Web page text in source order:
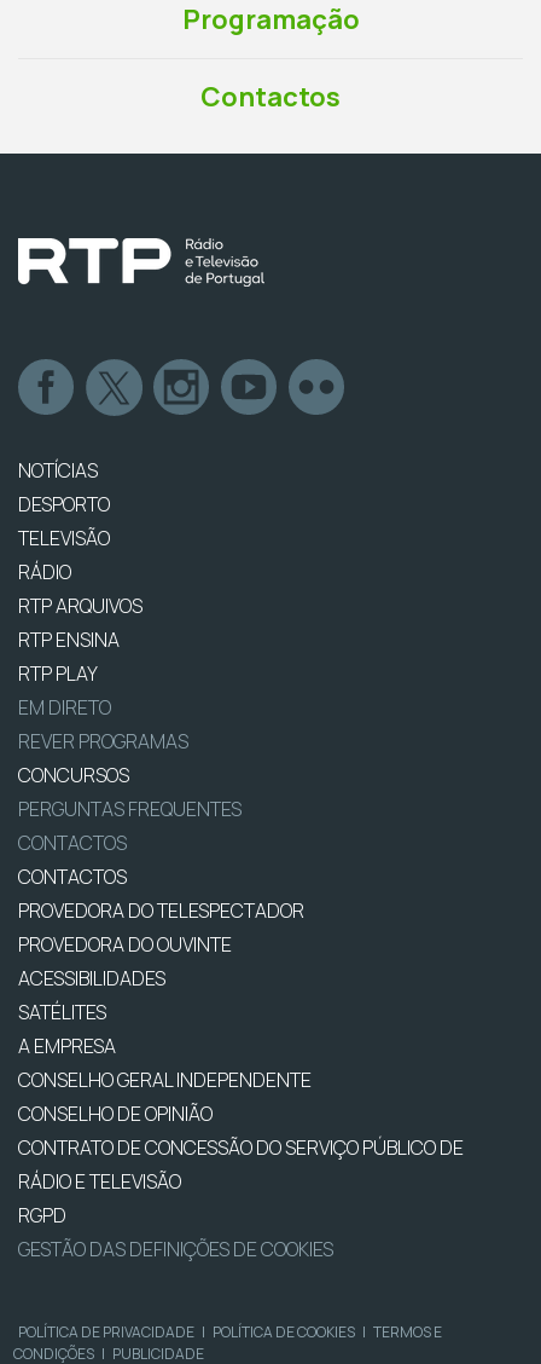
Programação
Contactos
NOTÍCIAS
DESPORTO
TELEVISÃO
RÁDIO
RTP ARQUIVOS
RTP ENSINA
RTP PLAY
EM DIRETO
REVER PROGRAMAS
CONCURSOS
PERGUNTAS FREQUENTES
CONTACTOS
CONTACTOS
PROVEDORA DO TELESPECTADOR
PROVEDORA DO OUVINTE
ACESSIBILIDADES
SATÉLITES
A EMPRESA
CONSELHO GERAL INDEPENDENTE
CONSELHO DE OPINIÃO
CONTRATO DE CONCESSÃO DO SERVIÇO PÚBLICO DE
RÁDIO E TELEVISÃO
RGPD
GESTÃO DAS DEFINIÇÕES DE COOKIES
POLÍTICA DE PRIVACIDADE | POLÍTICA DE COOKIES | TERMOS E
CONDIÇÕES | PUBLICIDADE